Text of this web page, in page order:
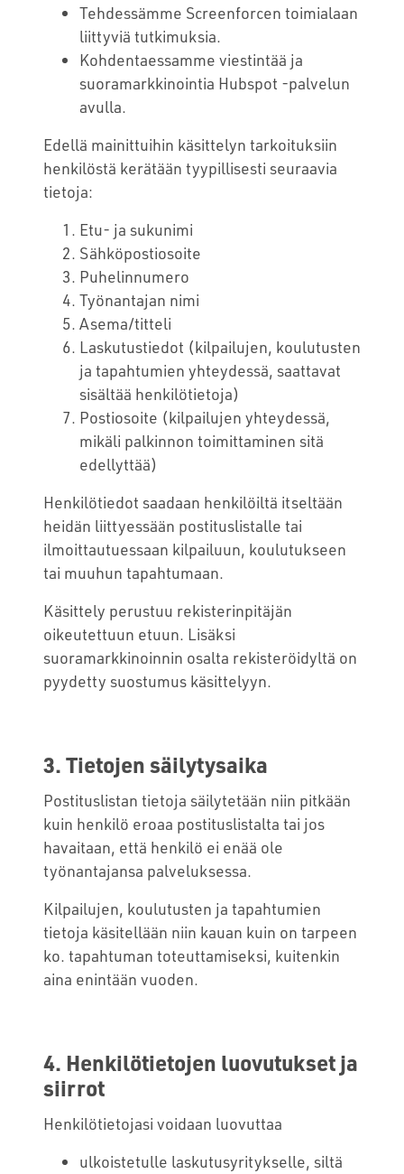
Tehdessämme Screenforcen toimialaan
liittyviä tutkimuksia.
Kohdentaessamme viestintää ja
suoramarkkinointia Hubspot -palvelun
avulla.
Edellä mainittuihin käsittelyn tarkoituksiin
henkilöstä kerätään tyypillisesti seuraavia
tietoja:
Etu- ja sukunimi
Sähköpostiosoite
Puhelinnumero
Työnantajan nimi
Asema/titteli
Laskutustiedot (kilpailujen, koulutusten
ja tapahtumien yhteydessä, saattavat
sisältää henkilötietoja)
Postiosoite (kilpailujen yhteydessä,
mikäli palkinnon toimittaminen sitä
edellyttää)
Henkilötiedot saadaan henkilöiltä itseltään
heidän liittyessään postituslistalle tai
ilmoittautuessaan kilpailuun, koulutukseen
tai muuhun tapahtumaan.
Käsittely perustuu rekisterinpitäjän
oikeutettuun etuun. Lisäksi
suoramarkkinoinnin osalta rekisteröidyltä on
pyydetty suostumus käsittelyyn.
3. Tietojen säilytysaika
Postituslistan tietoja säilytetään niin pitkään
kuin henkilö eroaa postituslistalta tai jos
havaitaan, että henkilö ei enää ole
työnantajansa palveluksessa.
Kilpailujen, koulutusten ja tapahtumien
tietoja käsitellään niin kauan kuin on tarpeen
ko. tapahtuman toteuttamiseksi, kuitenkin
aina enintään vuoden.
4. Henkilötietojen luovutukset ja
siirrot
Henkilötietojasi voidaan luovuttaa
ulkoistetulle laskutusyritykselle, siltä